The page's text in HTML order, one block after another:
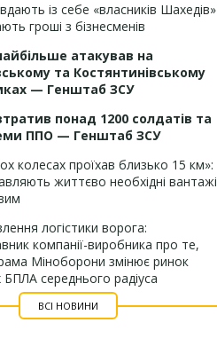
із себе «власників Шахедів»
гроші з бізнесменів
атакував на
та Костянтинівському
— Генштаб ЗСУ
понад 1200 солдатів та
ППО — Генштаб ЗСУ
колесах проїхав близько 15 км»:
життєво необхідні вантажі
логістики ворога:
компанії-виробника про те,
Міноборони змінює ринок
БПЛА середнього радіуса
ВСІ НОВИНИ